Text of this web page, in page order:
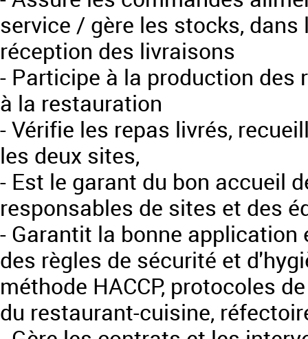
service / gère les stocks,
réception des livraisons
- Participe à la production des
à la restauration
- Vérifie les repas livrés,
les deux sites,
- Est le garant du bon accueil
responsables de sites et des
- Garantit la bonne
des règles de sécurité et
méthode HACCP, protocoles
du restaurant-cuisine,